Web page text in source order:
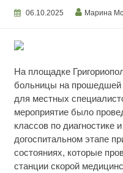
06.10.2025 Марина
На площадке
больницы на прошедшей
для местных
мероприятие было
классов по диагностике
догоспитальном этапе
состояниях, которые
станции скорой